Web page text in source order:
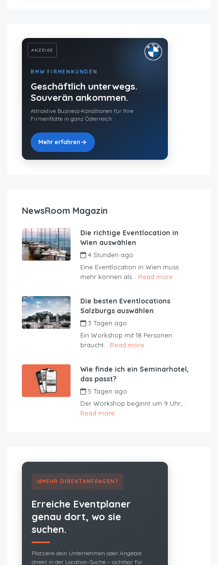
ANZEIGE
BMW FIRMENKUNDEN
Geschäftlich unterwegs.
Souverän ankommen.
Attraktive Business-Konditionen für Ihre
Firmenflotte in ganz Österreich.
Mehr erfahren
NewsRoom Magazin
Die richtige Eventlocation in
Wien auswählen
4 Stunden ago
Eine Eventlocation in Wien muss
mehr können als... Read more
Die besten Eventlocations
Salzburgs auswählen
3 Tagen ago
Ein Workshop mit 18 Personen
braucht... Read more
Wie finde ich ein Seminarhotel,
das passt?
5 Tagen ago
Der Workshop beginnt um 9 Uhr,...
Read more
MEHR DIREKTANFRAGEN?
Erreiche Eventplaner
genau dort, wo sie
suchen.
Platziere dein Unternehmen oder Angebot
direkt in der Location-Suche – sichtbar für